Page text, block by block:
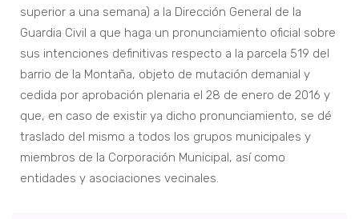
superior a una semana) a la Dirección General de la
Guardia Civil a que haga un pronunciamiento oficial sobre
sus intenciones definitivas respecto a la parcela 519 del
barrio de la Montaña, objeto de mutación demanial y
cedida por aprobación plenaria el 28 de enero de 2016 y
que, en caso de existir ya dicho pronunciamiento, se dé
traslado del mismo a todos los grupos municipales y
miembros de la Corporación Municipal, así como
entidades y asociaciones vecinales.